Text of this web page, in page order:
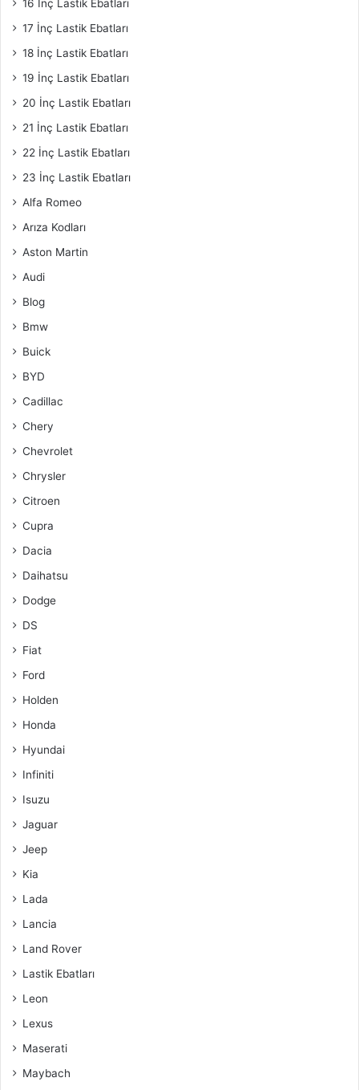
16 İnç Lastik Ebatları
17 İnç Lastik Ebatları
18 İnç Lastik Ebatları
19 İnç Lastik Ebatları
20 İnç Lastik Ebatları
21 İnç Lastik Ebatları
22 İnç Lastik Ebatları
23 İnç Lastik Ebatları
Alfa Romeo
Arıza Kodları
Aston Martin
Audi
Blog
Bmw
Buick
BYD
Cadillac
Chery
Chevrolet
Chrysler
Citroen
Cupra
Dacia
Daihatsu
Dodge
DS
Fiat
Ford
Holden
Honda
Hyundai
Infiniti
Isuzu
Jaguar
Jeep
Kia
Lada
Lancia
Land Rover
Lastik Ebatları
Leon
Lexus
Maserati
Maybach